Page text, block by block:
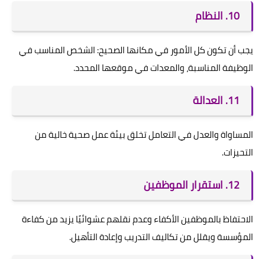
10. النظام
يجب أن تكون كل الأمور في مكانها الصحيح: الشخص المناسب في
الوظيفة المناسبة، والمعدات في موقعها المحدد.
11. العدالة
المساواة والعدل في التعامل تخلق بيئة عمل صحية خالية من
التحيزات.
12. استقرار الموظفين
الاحتفاظ بالموظفين الأكفاء وعدم نقلهم عشوائيًا يزيد من كفاءة
المؤسسة ويقلل من تكاليف التدريب وإعادة التأهيل.